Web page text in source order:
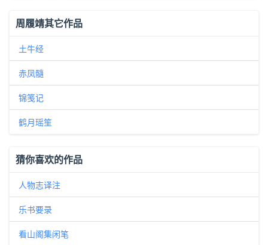
周履靖其它作品
土牛经
赤凤髓
锦笺记
鹤月瑶笙
猜你喜欢的作品
人物志译注
乐书要录
看山阁集闲笔